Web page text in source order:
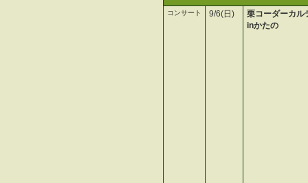
コンサート 9/6(日)
栗コーダーカル
inかたの